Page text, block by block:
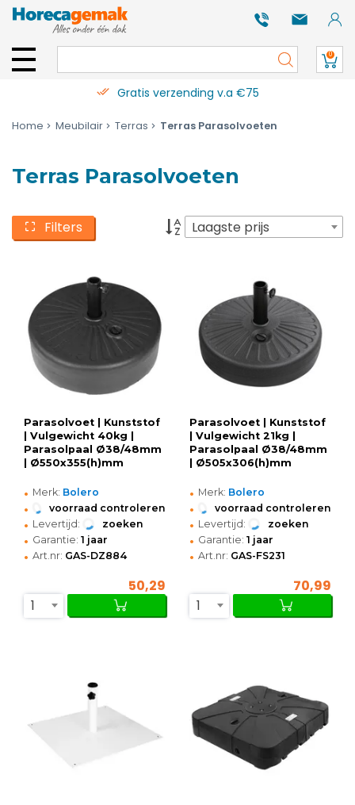
0
Gratis verzending v.a €75
Home Meubilair Terras Terras Parasolvoeten
Terras Parasolvoeten
Filters Laagste prijs
Parasolvoet | Kunststof
| Vulgewicht 40kg |
Parasolpaal Ø38/48mm
| Ø550x355(h)mm
• Merk: Bolero
• voorraad controleren
• Levertijd: zoeken
• Garantie: 1 jaar
• Art.nr: GAS-DZ884
50,29
1
Parasolvoet | Kunststof
| Vulgewicht 21kg |
Parasolpaal Ø38/48mm
| Ø505x306(h)mm
• Merk: Bolero
• voorraad controleren
• Levertijd: zoeken
• Garantie: 1 jaar
• Art.nr: GAS-FS231
70,99
1